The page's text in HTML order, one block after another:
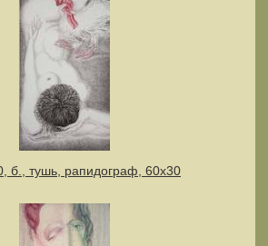
б., тушь, рапидограф, 60х30